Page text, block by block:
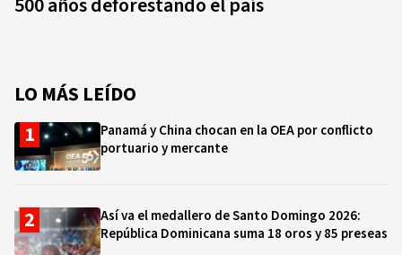
LO MÁS LEÍDO
Panamá y China chocan en la OEA por conflicto
portuario y mercante
Así va el medallero de Santo Domingo 2026:
República Dominicana suma 18 oros y 85 preseas